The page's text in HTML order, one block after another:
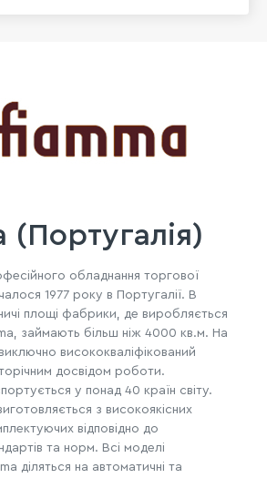
(Португалія)
обладнання торгової
1977 року в Португалії. В
площі фабрики, де виробляється
займають більш ніж 4000 кв.м. На
висококваліфікований
досвідом роботи.
у понад 40 країн світу.
з високоякісних
відповідно до
та норм. Всі моделі
діляться на автоматичні та